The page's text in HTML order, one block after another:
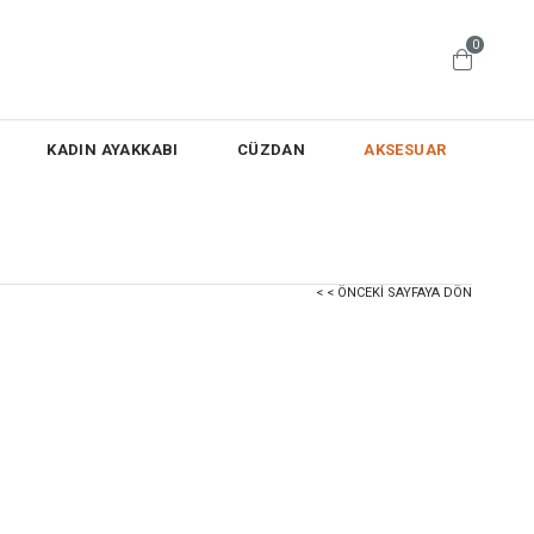
0
KADIN AYAKKABI CÜZDAN AKSESUAR
< < ÖNCEKI SAYFAYA DÖN